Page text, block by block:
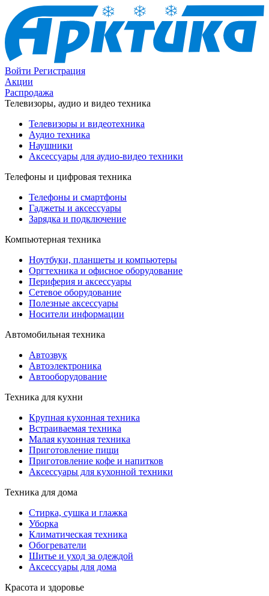
Войти Регистрация
Акции
Распродажа
Телевизоры, аудио и видео техника
Телевизоры и видеотехника
Аудио техника
Наушники
Аксессуары для аудио-видео техники
Телефоны и цифровая техника
Телефоны и смартфоны
Гаджеты и аксессуары
Зарядка и подключение
Компьютерная техника
Ноутбуки, планшеты и компьютеры
Оргтехника и офисное оборудование
Периферия и аксессуары
Cетевое оборудование
Полезные аксессуары
Носители информации
Автомобильная техника
Автозвук
Автоэлектроника
Автооборудование
Техника для кухни
Крупная кухонная техника
Встраиваемая техника
Малая кухонная техника
Приготовление пищи
Приготовление кофе и напитков
Аксессуары для кухонной техники
Техника для дома
Стирка, сушка и глажка
Уборка
Климатическая техника
Обогреватели
Шитье и уход за одеждой
Аксессуары для дома
Красота и здоровье